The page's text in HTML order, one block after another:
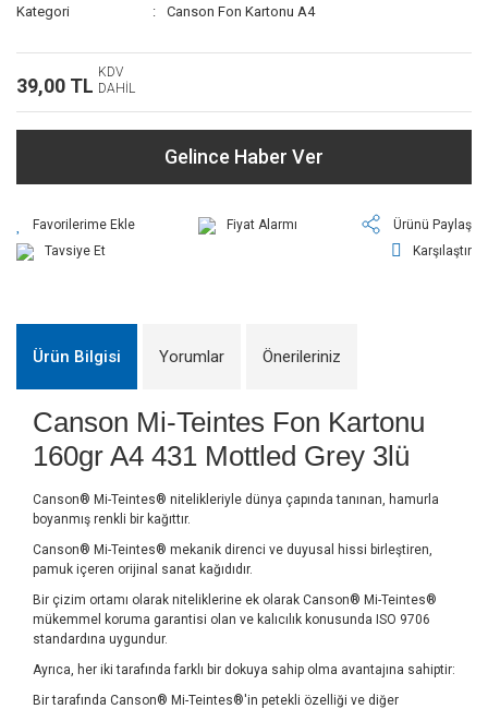
Kategori
Canson Fon Kartonu A4
39,00 TL
KDV
DAHİL
Gelince Haber Ver
Fiyat Alarmı
Ürünü Paylaş
Tavsiye Et
Karşılaştır
Ürün Bilgisi Yorumlar Önerileriniz
Canson Mi-Teintes Fon Kartonu
160gr A4 431 Mottled Grey 3lü
Canson® Mi-Teintes® nitelikleriyle dünya çapında tanınan, hamurla
boyanmış renkli bir kağıttır.
Canson® Mi-Teintes® mekanik direnci ve duyusal hissi birleştiren,
pamuk içeren orijinal sanat kağıdıdır.
Bir çizim ortamı olarak niteliklerine ek olarak Canson® Mi-Teintes®
mükemmel koruma garantisi olan ve kalıcılık konusunda ISO 9706
standardına uygundur.
Ayrıca, her iki tarafında farklı bir dokuya sahip olma avantajına sahiptir:
Bir tarafında Canson® Mi-Teintes®'in petekli özelliği ve diğer